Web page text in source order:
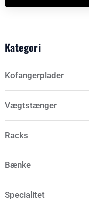
Kategori
Kofangerplader
Vægtstænger
Racks
Bænke
Specialitet